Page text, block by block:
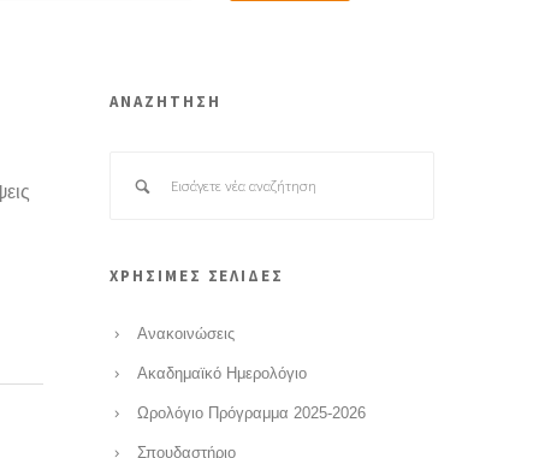
ΑΝΑΖΗΤΗΣΗ
ΧΡΗΣΙΜΕΣ ΣΕΛΙΔΕΣ
Ανακοινώσεις
Ακαδημαϊκό Ημερολόγιο
Ωρολόγιο Πρόγραμμα 2025-2026
Σπουδαστήριο